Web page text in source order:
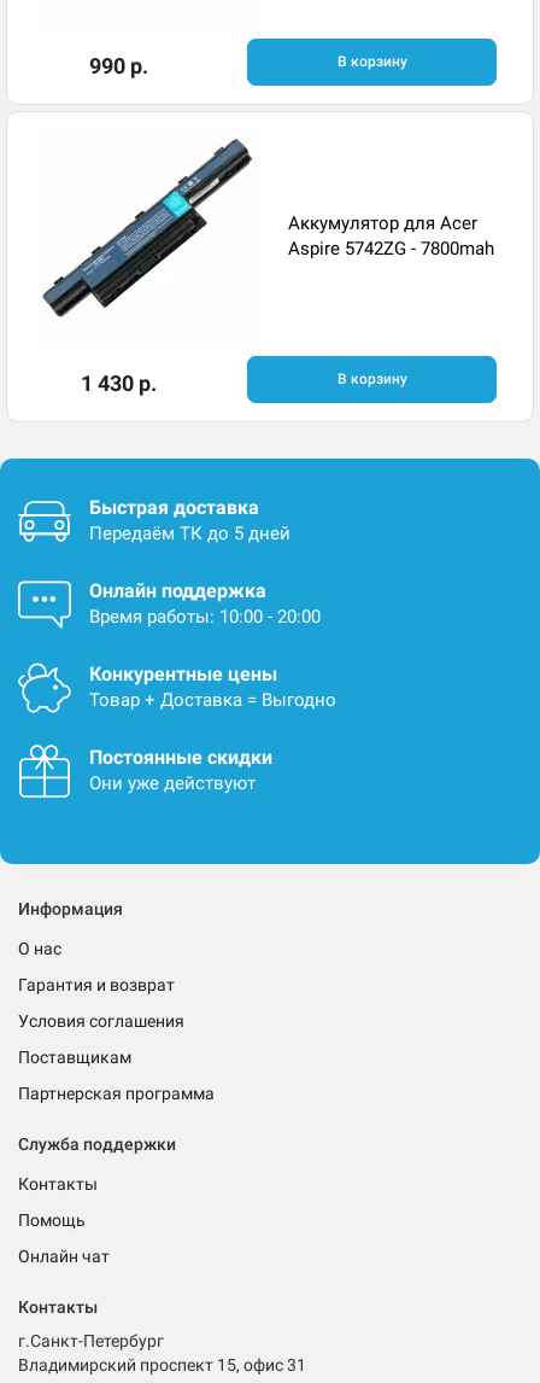
990 р. В корзину
Аккумулятор для Acer
Aspire 5742ZG - 7800mah
1 430 р. В корзину
Быстрая доставка
Передаём ТК до 5 дней
Онлайн поддержка
Время работы: 10:00 - 20:00
Конкурентные цены
Товар + Доставка = Выгодно
Постоянные скидки
Они уже действуют
Информация
О нас
Гарантия и возврат
Условия соглашения
Поставщикам
Партнерская программа
Служба поддержки
Контакты
Помощь
Онлайн чат
Контакты
г.Санкт-Петербург
Владимирский проспект 15, офис 31